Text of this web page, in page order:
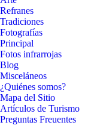
Refranes
Tradiciones
Fotografías
Principal
Fotos infrarrojas
Blog
Misceláneos
¿Quiénes somos?
Mapa del Sitio
Artículos de Turismo
Preguntas Freuentes